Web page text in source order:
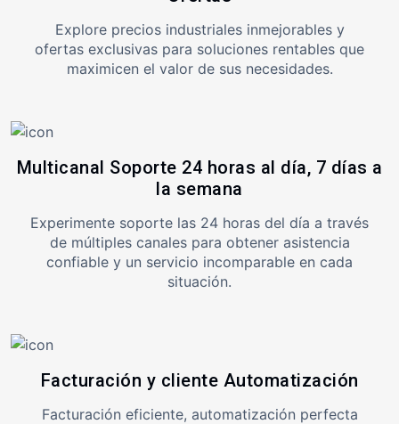
Explore precios industriales inmejorables y
ofertas exclusivas para soluciones rentables que
maximicen el valor de sus necesidades.
Multicanal Soporte 24 horas al día, 7 días a
la semana
Experimente soporte las 24 horas del día a través
de múltiples canales para obtener asistencia
confiable y un servicio incomparable en cada
situación.
Facturación y cliente Automatización
Facturación eficiente, automatización perfecta